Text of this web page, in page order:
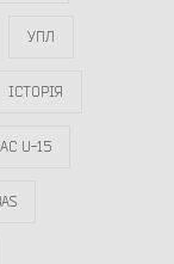
УПЛ
ІСТОРІЯ
U-15